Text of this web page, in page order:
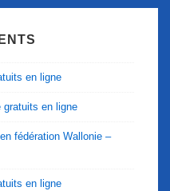
en ligne
gratuits en ligne
fédération Wallonie –
en ligne